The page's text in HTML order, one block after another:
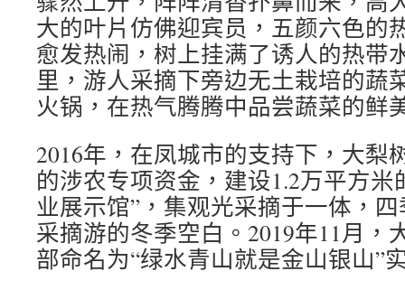
大的叶片仿佛迎宾员，五颜六色的
愈发热闹，树上挂满了诱人的热带
里，游人采摘下旁边无土栽培的蔬
火锅，在热气腾腾中品尝蔬菜的鲜
2016年，在凤城市的支持下，大梨
的涉农专项资金，建设1.2万平方米
业展示馆”，集观光采摘于一体，
采摘游的冬季空白。2019年11月，
部命名为“绿水青山就是金山银山”